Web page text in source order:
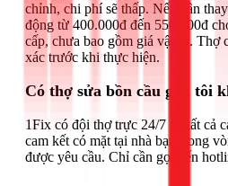
chỉnh, chi phí sẽ thấp. Nếu cần
động từ 400.000đ đến 550.000đ
cấp, chưa bao gồm giá vật tư. Thợ
xác trước khi thực hiện.
Có thợ sửa bồn cầu gần tôi
1Fix có đội thợ trực 24/7 tại tất cả
cam kết có mặt tại nhà bạn trong
được yêu cầu. Chỉ cần gọi đến